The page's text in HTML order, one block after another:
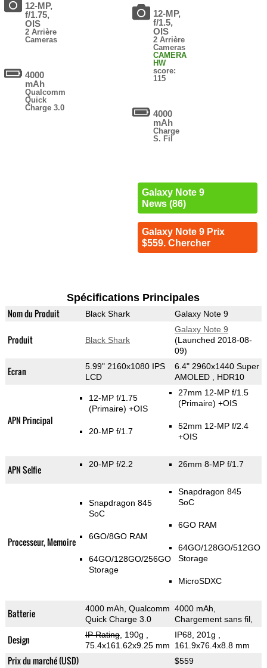
12-MP,
f/1.75,
OIS
2 Arrière
Cameras
4000
mAh
Qualcomm
Quick
Charge 3.0
12-MP,
f/1.5,
OIS
2 Arrière
Cameras
CAMERA
HW
score:
115
4000
mAh
Charge
S. Fil
Galaxy Note 9
News (86)
Galaxy Note 9 Prix
$559. Chercher
Spécifications Principales
Nom du Produit Black Shark Galaxy Note 9
Produit Black Shark
Galaxy Note 9
(Launched 2018-08-
09)
Ecran
5.99" 2160x1080 IPS
LCD
6.4" 2960x1440 Super
AMOLED , HDR10
APN Principal
12-MP f/1.75
(Primaire) +OIS
20-MP f/1.7
27mm 12-MP f/1.5
(Primaire) +OIS
52mm 12-MP f/2.4
+OIS
APN Selfie 20-MP f/2.2 26mm 8-MP f/1.7
Processeur, Memoire
Snapdragon 845
SoC
6GO/8GO RAM
64GO/128GO/256GO
Storage
Snapdragon 845
SoC
6GO RAM
64GO/128GO/512GO
Storage
MicroSDXC
Batterie
4000 mAh, Qualcomm
Quick Charge 3.0
4000 mAh,
Chargement sans fil,
Design IP Rating, 190g
75.4x161.62x9.25 mm
IP68, 201g
161.9x76.4x8.8 mm
Prix du marché (USD) $559